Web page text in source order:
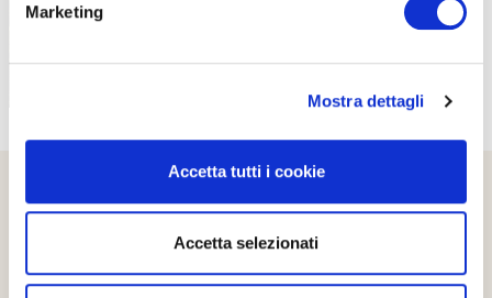
Marketing
Mostra dettagli
Accetta tutti i cookie
Accetta selezionati